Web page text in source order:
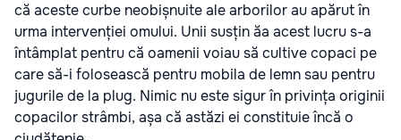
că aceste curbe neobișnuite ale arborilor au apărut în
urma intervenției omului. Unii susțin ăa acest lucru s-a
întâmplat pentru că oamenii voiau să cultive copaci pe
care să-i folosească pentru mobila de lemn sau pentru
jugurile de la plug. Nimic nu este sigur în privința originii
copacilor strâmbi, așa că astăzi ei constituie încă o